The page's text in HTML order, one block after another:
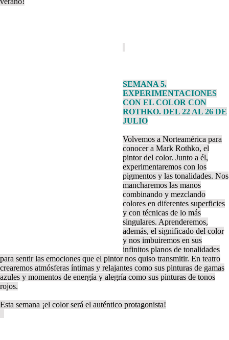
SEMANA 5.
EXPERIMENTACIONES
CON EL COLOR CON
ROTHKO. DEL 22 AL 26 DE
JULIO
Volvemos a Norteamérica para
conocer a Mark Rothko, el
pintor del color. Junto a él,
experimentaremos con los
pigmentos y las tonalidades. Nos
mancharemos las manos
combinando y mezclando
colores en diferentes superficies
y con técnicas de lo más
singulares. Aprenderemos,
además, el significado del color
y nos imbuiremos en sus
infinitos planos de tonalidades
para sentir las emociones que el pintor nos quiso transmitir. En teatro
crearemos atmósferas íntimas y relajantes como sus pinturas de gamas
azules y momentos de energía y alegría como sus pinturas de tonos
rojos.
Esta semana ¡el color será el auténtico protagonista!